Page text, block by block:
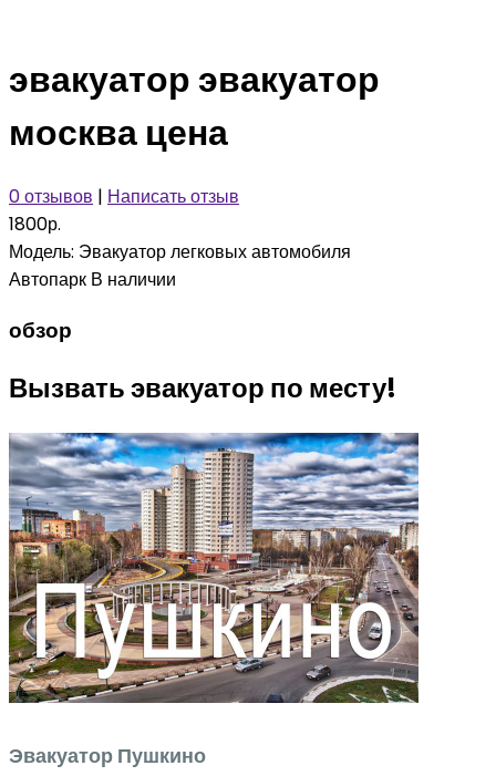
эвакуатор эвакуатор
москва цена
0 отзывов | Написать отзыв
1800р.
Модель: Эвакуатор легковых автомобиля
Автопарк В наличии
обзор
Вызвать эвакуатор по месту!
Эвакуатор Пушкино